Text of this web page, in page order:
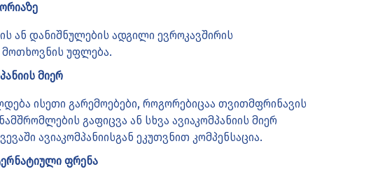
ან დანიშნულების ადგილი ევროკავშირის
მოთხოვნის უფლება.
მიერ
ისეთი გარემოებები, როგორებიცაა თვითმფრინავის
გაფიცვა ან სხვა ავიაკომპანიის მიერ
ავიაკომპანიისგან ეკუთვნით კომპენსაცია.
ფრენა